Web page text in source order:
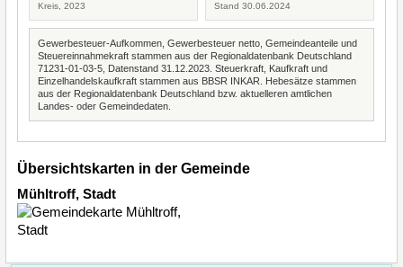
Kreis, 2023 Stand 30.06.2024
Gewerbesteuer-Aufkommen, Gewerbesteuer netto, Gemeindeanteile und
Steuereinnahmekraft stammen aus der Regionaldatenbank Deutschland
71231-01-03-5, Datenstand 31.12.2023. Steuerkraft, Kaufkraft und
Einzelhandelskaufkraft stammen aus BBSR INKAR. Hebesätze stammen
aus der Regionaldatenbank Deutschland bzw. aktuelleren amtlichen
Landes- oder Gemeindedaten.
Übersichtskarten in der Gemeinde
Mühltroff, Stadt